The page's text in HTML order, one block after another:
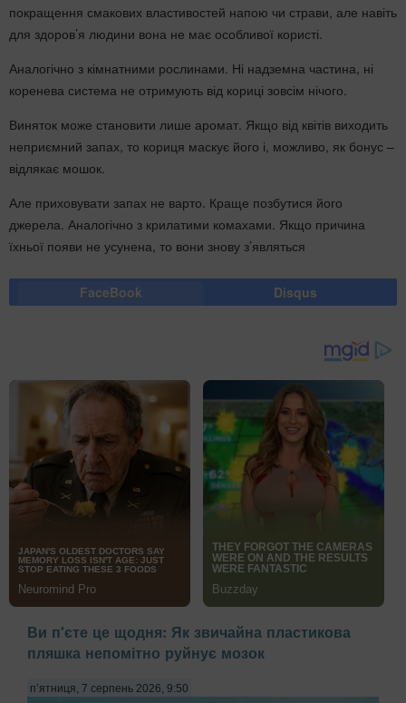
покращення смакових властивостей напою чи страви, але навіть
для здоров’я людини вона не має особливої користі.
Аналогічно з кімнатними рослинами. Ні надземна частина, ні
коренева система не отримують від кориці зовсім нічого.
Виняток може становити лише аромат. Якщо від квітів виходить
неприємний запах, то кориця маскує його і, можливо, як бонус –
відлякає мошок.
Але приховувати запах не варто. Краще позбутися його
джерела. Аналогічно з крилатими комахами. Якщо причина
їхньої появи не усунена, то вони знову з’являться
FaceBook Disqus
Ви п'єте це щодня: Як звичайна пластикова
пляшка непомітно руйнує мозок
п’ятниця, 7 серпень 2026, 9:50